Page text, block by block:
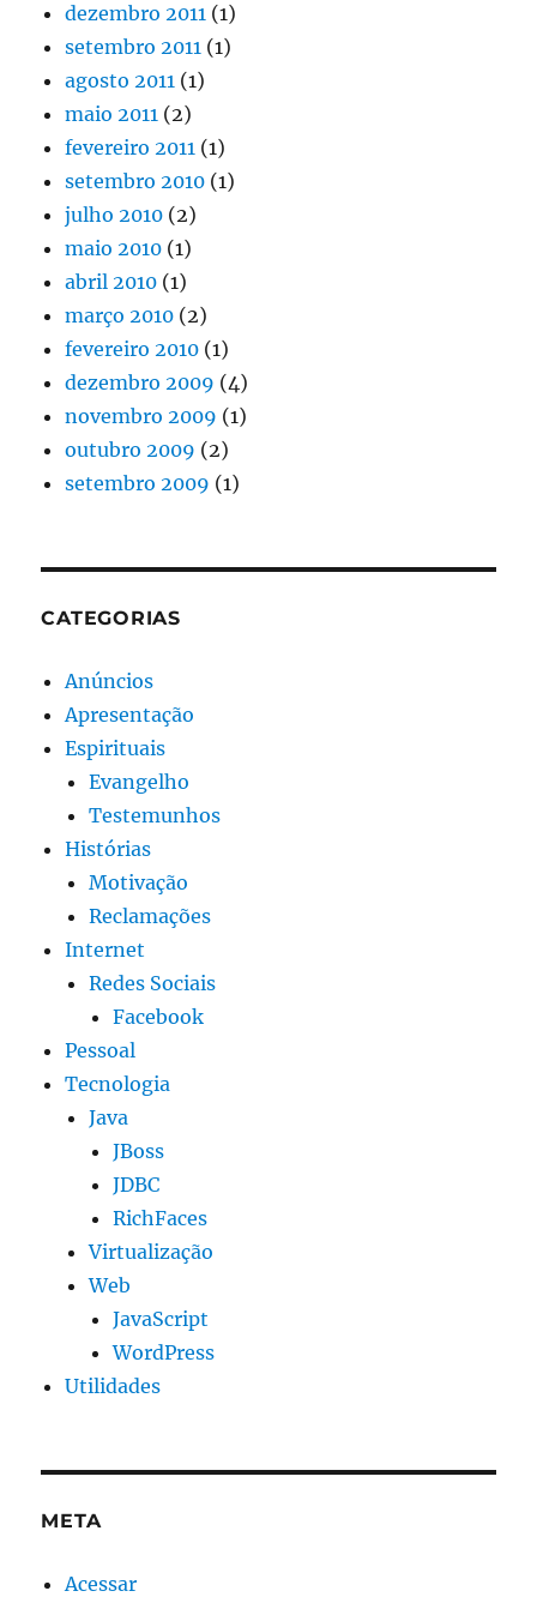
dezembro 2011 (1)
setembro 2011 (1)
agosto 2011 (1)
maio 2011 (2)
fevereiro 2011 (1)
setembro 2010 (1)
julho 2010 (2)
maio 2010 (1)
abril 2010 (1)
março 2010 (2)
fevereiro 2010 (1)
dezembro 2009 (4)
novembro 2009 (1)
outubro 2009 (2)
setembro 2009 (1)
CATEGORIAS
Anúncios
Apresentação
Espirituais
Evangelho
Testemunhos
Histórias
Motivação
Reclamações
Internet
Redes Sociais
Facebook
Pessoal
Tecnologia
Java
JBoss
JDBC
RichFaces
Virtualização
Web
JavaScript
WordPress
Utilidades
META
Acessar